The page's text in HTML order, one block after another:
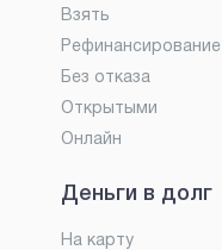
Взять
Рефинансирование
Без отказа
Открытыми
Онлайн
Деньги в долг
На карту